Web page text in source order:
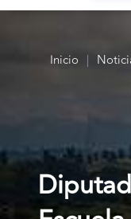
Inicio |